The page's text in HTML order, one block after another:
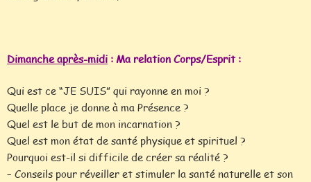
Dimanche après-midi : Ma relation Corps/Esprit :
Qui est ce “JE SUIS” qui rayonne en moi ?
Quelle place je donne à ma Présence ?
Quel est le but de mon incarnation ?
Quel est mon état de santé physique et spirituel ?
Pourquoi est-il si difficile de créer sa réalité ?
– Conseils pour réveiller et stimuler la santé naturelle et son